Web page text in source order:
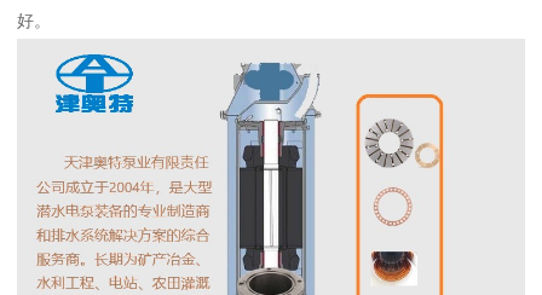
好。